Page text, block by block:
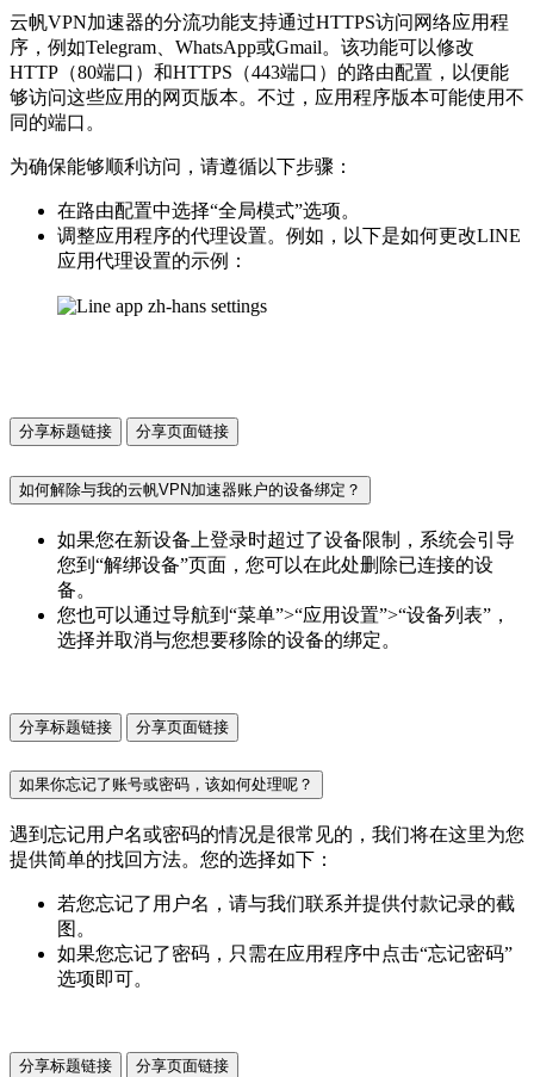
云帆VPN加速器的分流功能支持通过HTTPS访问网络应用程
序，例如Telegram、WhatsApp或Gmail。该功能可以修改
HTTP（80端口）和HTTPS（443端口）的路由配置，以便能
够访问这些应用的网页版本。不过，应用程序版本可能使用不
同的端口。
为确保能够顺利访问，请遵循以下步骤：
在路由配置中选择“全局模式”选项。
调整应用程序的代理设置。例如，以下是如何更改LINE
应用代理设置的示例：
分享标题链接 分享页面链接
如何解除与我的云帆VPN加速器账户的设备绑定？
如果您在新设备上登录时超过了设备限制，系统会引导
您到“解绑设备”页面，您可以在此处删除已连接的设
备。
您也可以通过导航到“菜单”>“应用设置”>“设备列表”，
选择并取消与您想要移除的设备的绑定。
分享标题链接 分享页面链接
如果你忘记了账号或密码，该如何处理呢？
遇到忘记用户名或密码的情况是很常见的，我们将在这里为您
提供简单的找回方法。您的选择如下：
若您忘记了用户名，请与我们联系并提供付款记录的截
图。
如果您忘记了密码，只需在应用程序中点击“忘记密码”
选项即可。
分享标题链接 分享页面链接